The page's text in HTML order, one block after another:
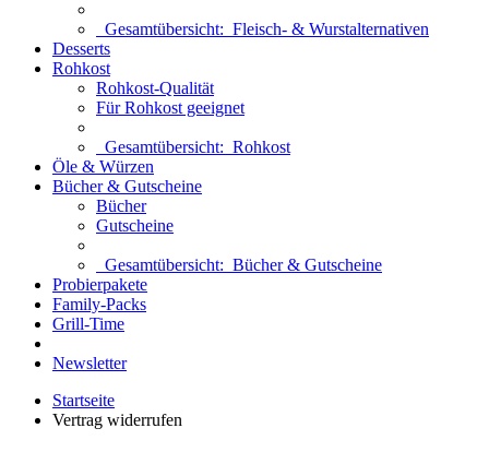
Gesamtübersicht: Fleisch- & Wurstalternativen
Desserts
Rohkost
Rohkost-Qualität
Für Rohkost geeignet
Gesamtübersicht: Rohkost
Öle & Würzen
Bücher & Gutscheine
Bücher
Gutscheine
Gesamtübersicht: Bücher & Gutscheine
Probierpakete
Family-Packs
Grill-Time
Newsletter
Startseite
Vertrag widerrufen